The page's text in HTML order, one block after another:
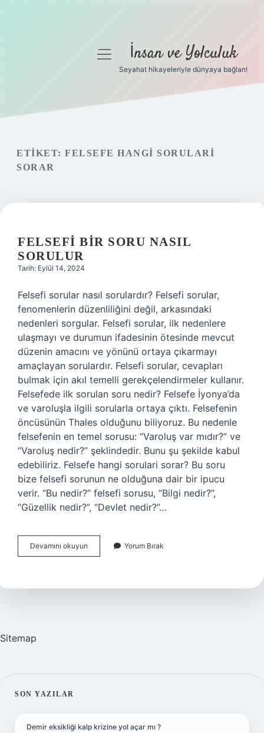
Gizlilik Politikası
Hakkımızda
menüyü İnsan ve Yolculuk
Seyahat hikayeleriyle dünyaya bağlan!
ETIKET: FELSEFE HANGI SORULARI
SORAR
FELSEFI BIR SORU NASIL
SORULUR
Tarih: Eylül 14, 2024
Felsefi sorular nasıl sorulardır? Felsefi sorular,
fenomenlerin düzenliliğini değil, arkasındaki
nedenleri sorgular. Felsefi sorular, ilk nedenlere
ulaşmayı ve durumun ifadesinin ötesinde mevcut
düzenin amacını ve yönünü ortaya çıkarmayı
amaçlayan sorulardır. Felsefi sorular, cevapları
bulmak için akıl temelli gerekçelendirmeler kullanır.
Felsefede ilk sorulan soru nedir? Felsefe İyonya’da
ve varoluşla ilgili sorularla ortaya çıktı. Felsefenin
öncüsünün Thales olduğunu biliyoruz. Bu nedenle
felsefenin en temel sorusu: “Varoluş var mıdır?” ve
“Varoluş nedir?” şeklindedir. Bunu şu şekilde kabul
edebiliriz. Felsefe hangi sorulari sorar? Bu soru
bize felsefi sorunun ne olduğuna dair bir ipucu
verir. “Bu nedir?” felsefi sorusu, “Bilgi nedir?”,
“Güzellik nedir?”, “Devlet nedir?”…
Devamını okuyun
Bir
Sorulur
Yorum Bırak
Sitemap
SIDEBAR
SON YAZILAR
Demir eksikliği kalp krizine yol açar mı ?